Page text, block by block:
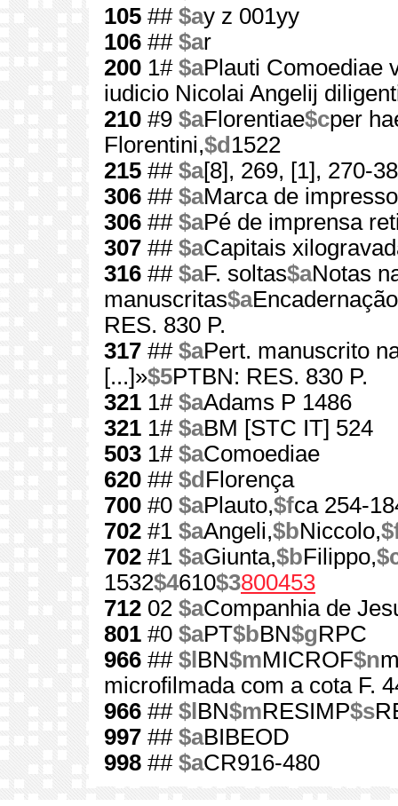
105 ## $ay z 001yy
106 ## $ar
200 1# $aPlauti Comoediae
iudicio Nicolai Angelij
210 #9 $aFlorentiae$cper
Florentini,$d 1522
215 ## $a[8], 269, [1], 270-
306 ## $aMarca de
306 ## $aPé de imprensa
307 ## $aCapitais
316 ## $aF. soltas$aNotas
manuscritas$a
RES. 830 P.
317 ## $aPert. manuscrito
[...]»$5PTBN: RES. 830 P.
321 1# $aAdams P 1486
321 1# $aBM [STC IT] 524
503 1# $aComoediae
620 ## $d Florença
700 #0 $aPlauto,$fca 254-
702 #1 $aAngeli,$bNiccolo,
702 #1 $aGiunta,$bFilippo,
1532$4610$3800453
712 02 $aCompanhia de
801 #0 $aPT$bBN$gRPC
966 ## $l BN$mMICROF$n
microfilmada com a cota F.
966 ## $l BN$mRESIMP$s
997 ## $aBIBEOD
998 ## $aCR916-480